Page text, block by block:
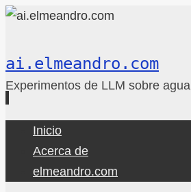
ai.elmeandro.com
Experimentos de LLM sobre agua
contenido
Inicio
Acerca de
elmeandro.com